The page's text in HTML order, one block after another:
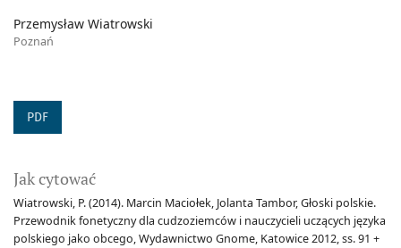
Przemysław Wiatrowski
Poznań
PDF
Jak cytować
Wiatrowski, P. (2014). Marcin Maciołek, Jolanta Tambor, Głoski polskie.
Przewodnik fonetyczny dla cudzoziemców i nauczycieli uczących języka
polskiego jako obcego, Wydawnictwo Gnome, Katowice 2012, ss. 91 +